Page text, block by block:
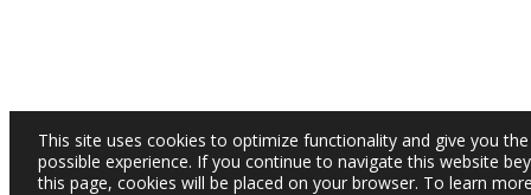
This site uses cookies to optimize functionality and give you
possible experience. If you continue to navigate this website
this page, cookies will be placed on your browser. To learn